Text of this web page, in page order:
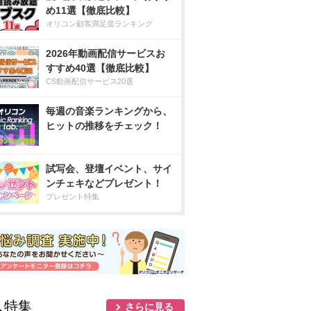
め11選【徹底比較】
オリコン顧客満足度ランキング
2026年動画配信サービスお
すすめ40選【徹底比較】
CS動画配信サービス20選
毎週の音楽ランキングから、
ヒットの推移をチェック！
試写会、登壇イベント、サイ
ンチェキなどプレゼント！
プレゼント特集
特集 さらに見る